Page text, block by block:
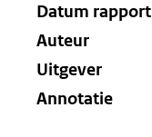
Datum rapport
Auteur
Uitgever
Annotatie